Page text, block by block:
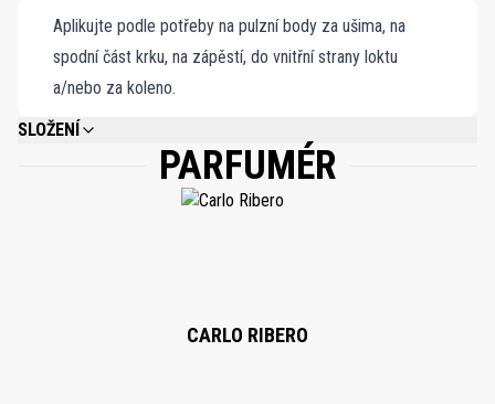
Aplikujte podle potřeby na pulzní body za ušima, na
spodní část krku, na zápěstí, do vnitřní strany loktu
a/nebo za koleno.
SLOŽENÍ
ALCOHOL DENAT., PARFUM (FRAGRANCE), AQUA (WATER), BHT, LINALOOL,
ALPHA-ISOMETHYL IONONE, CITRONELLOL, HYDROXYCITRONELLAL.
PARFUMÉR
CARLO RIBERO